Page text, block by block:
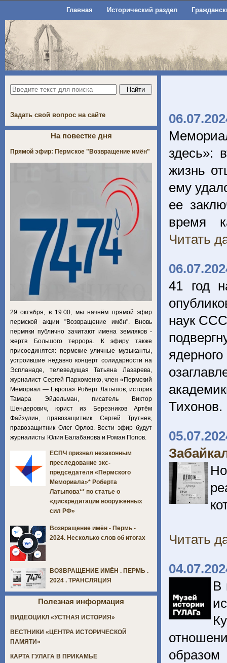
Главная Исторический раздел
здесь»:
жизнь
ему
ее
время
Читать
41 год
наук
Тихонов.
Читать
В
Задать свой вопрос на сайте
На повестке дня
Прямой эфир: Пермское "Возвращение имён"
29 октября, в 19:00, мы начнём прямой эфир
пермской акции "Возвращение имён". Вновь
пермяки публично зачитают имена земляков -
жертв Большого террора. К эфиру также
присоединятся: пермские уличные музыканты,
устроившие недавно концерт солидарности на
Эспланаде, телеведущая Татьяна Лазарева,
журналист Сергей Пархоменко, член «Пермский
Мемориал — Европа» Роберт Латыпов, историк
Тамара Эйдельман, писатель Виктор
Шендерович, юрист из Березников Артём
Файзулин, правозащитник Сергей Трутнев,
правозащитник Олег Орлов. Вести эфир будут
журналисты Юлия Балабанова и Роман Попов.
ЕСПЧ признал незаконным
преследование экс-
председателя «Пермского
Мемориала»* Роберта
Латыпова** по статье о
«дискредитации вооруженных
сил РФ»
Возвращение имён - Пермь -
2024. Несколько слов об итогах
ВОЗВРАЩЕНИЕ ИМЁН . ПЕРМЬ .
2024 . ТРАНСЛЯЦИЯ
Полезная информация
ВИДЕОЦИКЛ «УСТНАЯ ИСТОРИЯ»
ВЕСТНИКИ «ЦЕНТРА ИСТОРИЧЕСКОЙ
ПАМЯТИ»
КАРТА ГУЛАГА В ПРИКАМЬЕ